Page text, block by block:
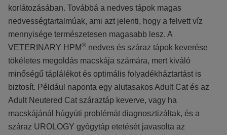
korlátozásában. Továbbá a nedves tápok magas
nedvességtartalmúak, ami azt jelenti, hogy a felvett víz
mennyisége természetesen magasabb lesz. A
VETERINARY HPM® nedves és száraz tápok keverése
tökéletes megoldás macskája számára, mert kiváló
minőségű táplálékot és optimális folyadékháztartást is
biztosít. Például naponta egy alutasakos Adult Cat és az
Adult Neutered Cat száraztáp keverve, vagy ha
macskájánál húgyúti problémát diagnosztizáltak, és a
száraz UROLOGY gyógytáp etetését javasolta az